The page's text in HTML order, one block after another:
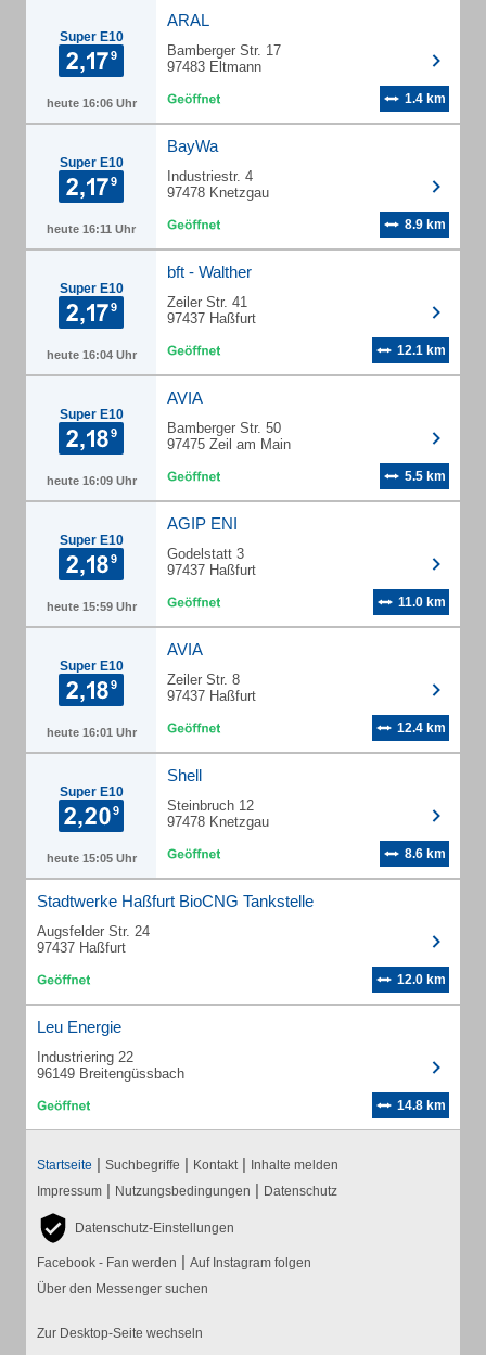
Super E10
heute 16:06 Uhr
ARAL
Bamberger Str. 17
97483 Eltmann
1.4 km
Super E10
heute 16:11 Uhr
BayWa
Industriestr. 4
97478 Knetzgau
8.9 km
Super E10
heute 16:04 Uhr
bft - Walther
Zeiler Str. 41
97437 Haßfurt
12.1 km
Super E10
heute 16:09 Uhr
AVIA
Bamberger Str. 50
97475 Zeil am Main
5.5 km
Super E10
heute 15:59 Uhr
AGIP ENI
Godelstatt 3
97437 Haßfurt
11.0 km
Super E10
heute 16:01 Uhr
AVIA
Zeiler Str. 8
97437 Haßfurt
12.4 km
Super E10
heute 15:05 Uhr
Shell
Steinbruch 12
97478 Knetzgau
8.6 km
Stadtwerke Haßfurt BioCNG Tankstelle
Augsfelder Str. 24
97437 Haßfurt
12.0 km
Leu Energie
Industriering 22
96149 Breitengüssbach
14.8 km
Startseite | Suchbegriffe | Kontakt | Inhalte melden
Impressum | Nutzungsbedingungen | Datenschutz
Datenschutz-Einstellungen
Facebook - Fan werden | Auf Instagram folgen
Über den Messenger suchen
Zur Desktop-Seite wechseln